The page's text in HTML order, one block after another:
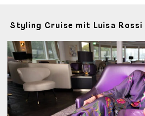
Styling Cruise mit Luisa Rossi